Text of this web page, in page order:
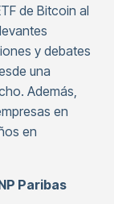
de Bitcoin al
y debates
una
Además,
en
en
Paribas